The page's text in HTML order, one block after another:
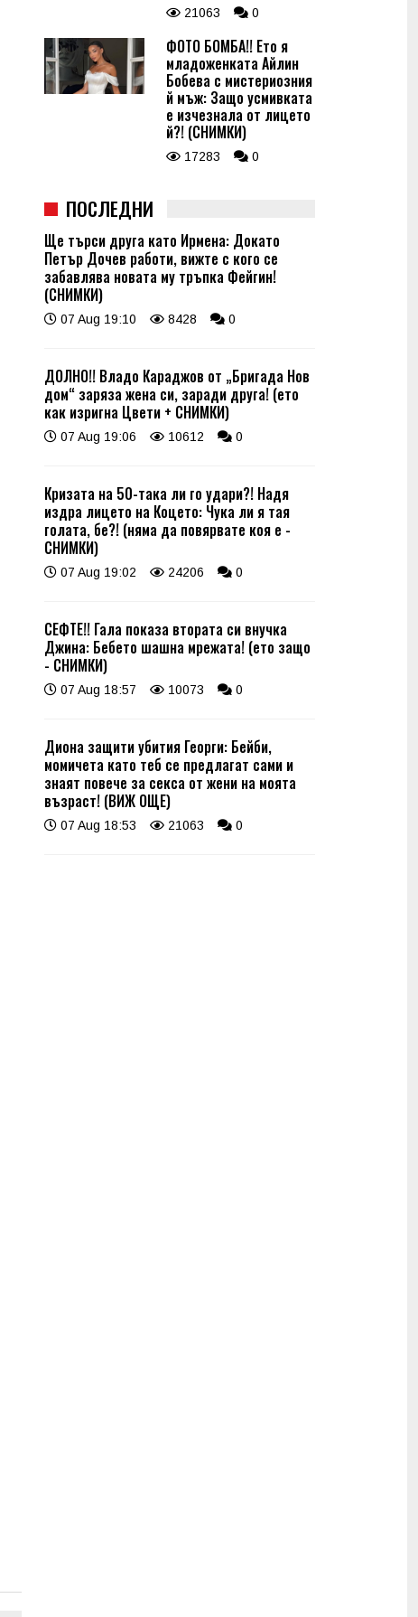
21063 0
ФОТО БОМБА!! Ето я
младоженката Айлин
Бобева с мистериозния
й мъж: Защо усмивката
е изчезнала от лицето
й?! (СНИМКИ)
17283 0
ПОСЛЕДНИ
Ще търси друга като Ирмена: Докато
Петър Дочев работи, вижте с кого се
забавлява новата му тръпка Фейгин!
(СНИМКИ)
07 Aug 19:10 8428 0
ДОЛНО!! Владо Караджов от „Бригада Нов
дом“ заряза жена си, заради друга! (ето
как изригна Цвети + СНИМКИ)
07 Aug 19:06 10612 0
Кризата на 50-така ли го удари?! Надя
издра лицето на Коцето: Чука ли я тая
голата, бе?! (няма да повярвате коя е -
СНИМКИ)
07 Aug 19:02 24206 0
СЕФТЕ!! Гала показа втората си внучка
Джина: Бебето шашна мрежата! (ето защо
- СНИМКИ)
07 Aug 18:57 10073 0
Диона защити убития Георги: Бейби,
момичета като теб се предлагат сами и
знаят повече за секса от жени на моята
възраст! (ВИЖ ОЩЕ)
07 Aug 18:53 21063 0